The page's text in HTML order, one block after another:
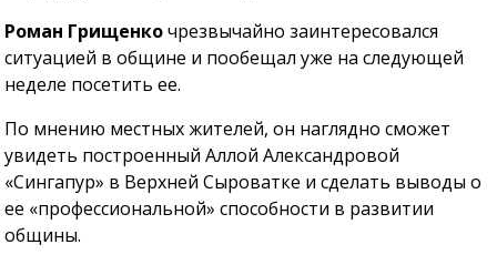
Роман Грищенкочрезвычайно заинтересовался
ситуацией в общине и пообещал уже на следующей
неделе посетить ее.
По мнению местных жителей, он наглядно сможет
увидеть построенный Аллой Александровой
«Сингапур» в Верхней Сыроватке и сделать выводы о
ее «профессиональной» способности в развитии
общины.